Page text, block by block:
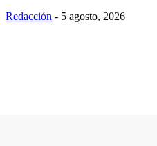
Redacción - 5 agosto, 2026